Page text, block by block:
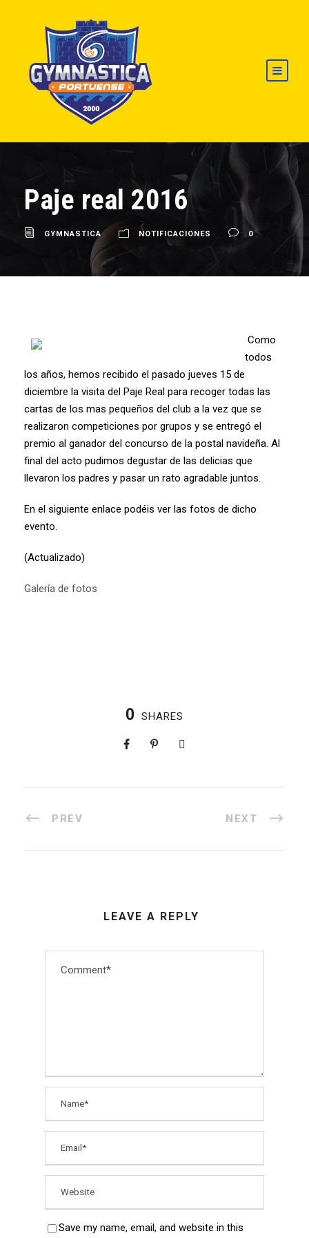
Paje real 2016
GYMNASTICA NOTIFICACIONES 0
Como
todos
los años, hemos recibido el pasado jueves 15 de
diciembre la visita del Paje Real para recoger todas las
cartas de los mas pequeños del club a la vez que se
realizaron competiciones por grupos y se entregó el
premio al ganador del concurso de la postal navideña. Al
final del acto pudimos degustar de las delicias que
llevaron los padres y pasar un rato agradable juntos.
En el siguiente enlace podéis ver las fotos de dicho
evento.
(Actualizado)
Galería de fotos
0 SHARES
PREV NEXT
LEAVE A REPLY
Save my name, email, and website in this